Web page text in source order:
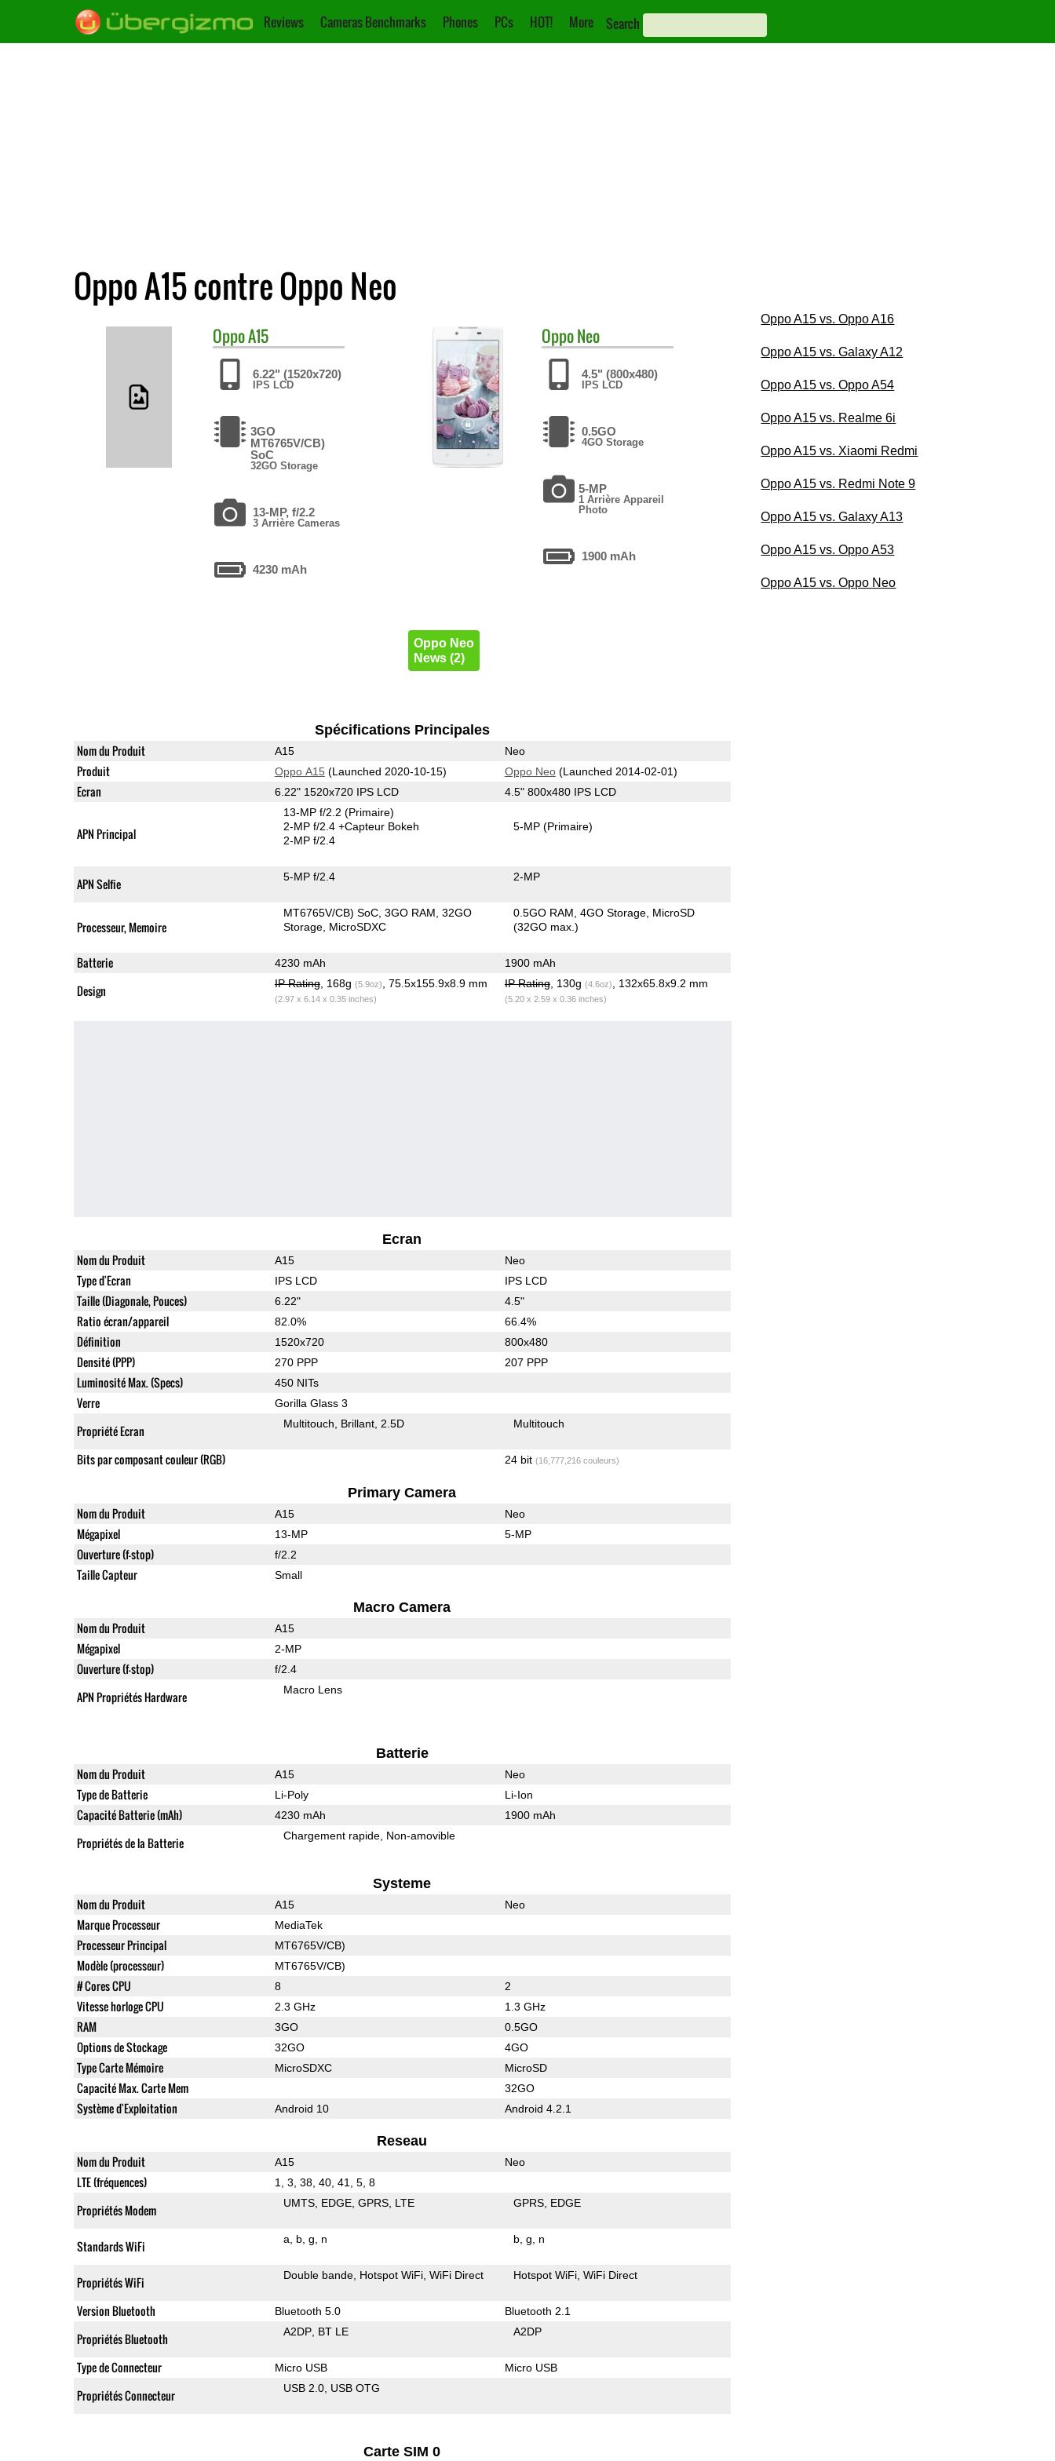
Reviews Cameras Benchmarks Phones PCs HOT! More Search
Oppo A15 contre Oppo Neo
OppoA15
6.22" (1520x720)
IPS LCD
3GO
MT6765V/CB)
SoC
32GO Storage
13-MP, f/2.2
3 Arrière Cameras
4230 mAh
OppoNeo
4.5" (800x480)
IPS LCD
0.5GO
4GO Storage
5-MP
1 Arrière Appareil
Photo
1900 mAh
Oppo Neo
News (2)
Spécifications Principales
Nom du Produit A15 Neo
Produit Oppo A15 (Launched 2020-10-15) Oppo Neo(Launched 2014-02-01)
Ecran 6.22" 1520x720 IPS LCD 4.5" 800x480 IPS LCD
APN Principal
13-MP f/2.2(Primaire)
2-MP f/2.4+Capteur Bokeh
2-MP f/2.4
5-MP(Primaire)
APN Selfie 5-MP f/2.4 2-MP
Processeur, Memoire
MT6765V/CB) SoC 3GO RAM 32GO
Storage MicroSDXC
0.5GO RAM 4GO Storage MicroSD
(32GO max.)
Batterie 4230 mAh 1900 mAh
Design IP Rating, 168g (5.9oz) , 75.5x155.9x8.9 mm
(2.97 x 6.14 x 0.35 inches)
IP Rating, 130g (4.6oz) , 132x65.8x9.2 mm
(5.20 x 2.59 x 0.36 inches)
Ecran
Nom du Produit A15 Neo
Type d'Ecran IPS LCD IPS LCD
Taille (Diagonale, Pouces) 6.22" 4.5"
Ratio écran/appareil 82.0% 66.4%
Définition 1520x720 800x480
Densité (PPP) 270 PPP 207 PPP
Luminosité Max. (Specs) 450 NITs
Verre Gorilla Glass 3
Propriété Ecran Multitouch Brillant 2.5D Multitouch
Bits par composant couleur (RGB) 24 bit (16,777,216 couleurs)
Primary Camera
Nom du Produit A15 Neo
Mégapixel 13-MP 5-MP
Ouverture (f-stop) f/2.2
Taille Capteur Small
Macro Camera
Nom du Produit A15
Mégapixel 2-MP
Ouverture (f-stop) f/2.4
APN Propriétés Hardware Macro Lens
Batterie
Nom du Produit A15 Neo
Type de Batterie Li-Poly Li-Ion
Capacité Batterie (mAh) 4230 mAh 1900 mAh
Propriétés de la Batterie Chargement rapide Non-amovible
Systeme
Nom du Produit A15 Neo
Marque Processeur MediaTek
Processeur Principal MT6765V/CB)
Modèle (processeur) MT6765V/CB)
# Cores CPU 8 2
Vitesse horloge CPU 2.3 GHz 1.3 GHz
RAM 3GO 0.5GO
Options de Stockage 32GO 4GO
Type Carte Mémoire MicroSDXC MicroSD
Capacité Max. Carte Mem 32GO
Système d'Exploitation Android 10 Android 4.2.1
Reseau
Nom du Produit A15 Neo
LTE (fréquences) 1, 3, 38, 40, 41, 5, 8
Propriétés Modem UMTS EDGE GPRS LTE GPRS EDGE
Standards WiFi a b g n b g n
Propriétés WiFi Double bande Hotspot WiFi WiFi Direct Hotspot WiFi WiFi Direct
Version Bluetooth Bluetooth 5.0 Bluetooth 2.1
Propriétés Bluetooth A2DP BT LE A2DP
Type de Connecteur Micro USB Micro USB
Propriétés Connecteur USB 2.0 USB OTG
Carte SIM 0
Oppo A15 vs. Oppo A16
Oppo A15 vs. Galaxy A12
Oppo A15 vs. Oppo A54
Oppo A15 vs. Realme 6i
Oppo A15 vs. Xiaomi Redmi
Oppo A15 vs. Redmi Note 9
Oppo A15 vs. Galaxy A13
Oppo A15 vs. Oppo A53
Oppo A15 vs. Oppo Neo